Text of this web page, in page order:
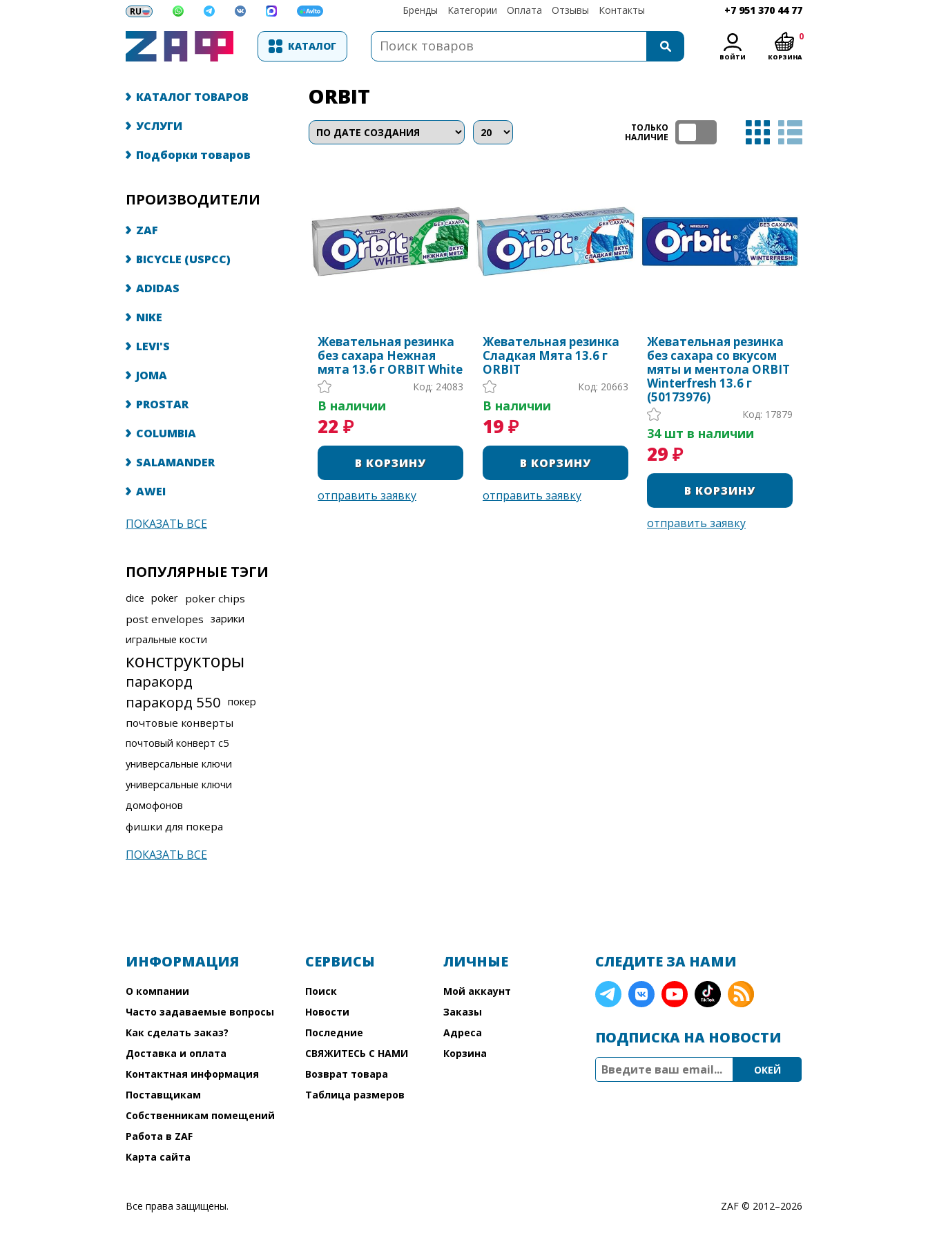
Бренды Категории Оплата Отзывы Контакты +7 951 370 44 77
КАТАЛОГ
ВОЙТИ КОРЗИНА
0
КАТАЛОГ ТОВАРОВ
УСЛУГИ
Подборки товаров
ПРОИЗВОДИТЕЛИ
ZAF
BICYCLE (USPCC)
ADIDAS
NIKE
LEVI'S
JOMA
PROSTAR
COLUMBIA
SALAMANDER
AWEI
ПОКАЗАТЬ ВСЕ
ПОПУЛЯРНЫЕ ТЭГИ
dice poker poker chips
post envelopes зарики
игральные кости
конструкторы
паракорд
паракорд 550 покер
почтовые конверты
почтовый конверт с5
универсальные ключи
универсальные ключи
домофонов
фишки для покера
ПОКАЗАТЬ ВСЕ
ORBIT
ТОЛЬКО
НАЛИЧИЕ
Жевательная резинка
без сахара Нежная
мята 13.6 г ORBIT White
Код: 24083
В наличии
22 ₽
Жевательная резинка
Сладкая Мята 13.6 г
ORBIT
Код: 20663
В наличии
19 ₽
Жевательная резинка
без сахара со вкусом
мяты и ментола ORBIT
Winterfresh 13.6 г
(50173976)
Код: 17879
34 шт в наличии
29 ₽
ИНФОРМАЦИЯ
О компании
Часто задаваемые вопросы
Как сделать заказ?
Доставка и оплата
Контактная информация
Поставщикам
Собственникам помещений
Работа в ZAF
Карта сайта
СЕРВИСЫ
Поиск
Новости
Последние
СВЯЖИТЕСЬ С НАМИ
Возврат товара
Таблица размеров
ЛИЧНЫЕ
Мой аккаунт
Заказы
Адреса
Корзина
СЛЕДИТЕ ЗА НАМИ
ПОДПИСКА НА НОВОСТИ
ZAF © 2012–2026
Все права защищены.